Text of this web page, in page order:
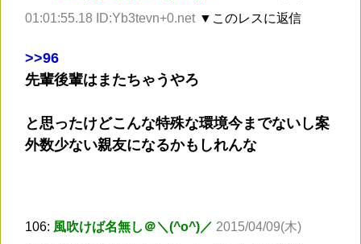
01:01:55.18 ID:Yb3tevn+0.net ▼このレスに返信
>>96
先輩後輩はまたちゃうやろ
と思ったけどこんな特殊な環境今までないし案
外数少ない親友になるかもしれんな
106: 風吹けば名無し＠＼(^o^)／ 2015/04/09(木)